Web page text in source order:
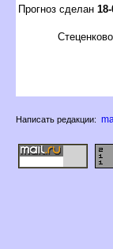
Прогноз сделан
Написать редакции: